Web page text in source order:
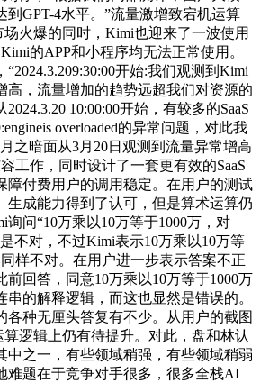
GPT-4水平。”流量激增致宕机运算
火爆的同时，Kimi也迎来了一波使用
的APP和小程序均无法正常使用。
开始:我们观测到Kimi
高，流量增加的趋势远超我们对资源的
10:00:00开始，有较多的SaaS
overloaded的异常问题，对此我
之暗面从3月20日观测到流量异常增高
工作，同时设计了一套更有效的SaaS
障付费用户的调用稳定。在用户的测试
生成能力得到了认可，但是算术运算仍
问“10万乘以10万等于1000万，对
不对，不过Kimi表示10万乘以10万等
样不对。在用户进一步表示答案不正
回答，同意10万乘以10万等于1000万
串的解释逻辑，而这也显然是错误的。
各种无厘头答复有不少。从用户的截图
逻辑上仍有待提升。对此，盘和林认
中之一，有些领域稍强，有些领域稍弱
难题在于竞争对手很多，很多全栈AI